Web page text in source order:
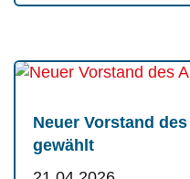
Neuer Vorstand des
gewählt